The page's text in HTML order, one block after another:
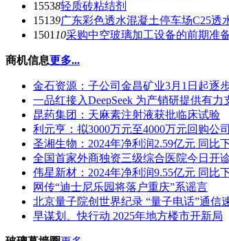
15538轻质砖粘结剂
15139广东彩色透水混凝土停车场C25透
1501 10采购中空玻璃加工设备的前期准
商机信息更多...
金石资源：子公司金昌矿业3月1日起逐
一品红接入DeepSeek 为产销研提供有力
昆药集团：天麻素注射液获批临床试验
利元亨：拟3000万元至4000万元回购公
圣湘生物：2024年净利润2.59亿元 同比
全国首家外商独资三级综合医院今日开
伟星新材：2024年净利润9.55亿元 同比
网传“迪士尼乐园将落户重庆”系谣言
北京量子院创世界纪录 “量子电话”通信
早谋划、快行动 2025年地方楼市开新局